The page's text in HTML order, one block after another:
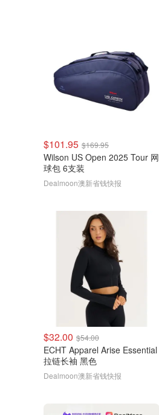
$101.95 $169.95
Wilson US Open 2025 Tour 网
球包 6支装
Dealmoon澳新省钱快报
$32.00 $54.00
ECHT Apparel Arise Essential
拉链长袖 黑色
Dealmoon澳新省钱快报